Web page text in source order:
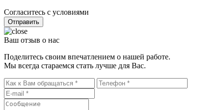
Согласитесь с условиями
Отправить
Ваш отзыв о нас
Поделитесь своим впечатлением о нашей работе.
Мы всегда стараемся стать лучше для Вас.